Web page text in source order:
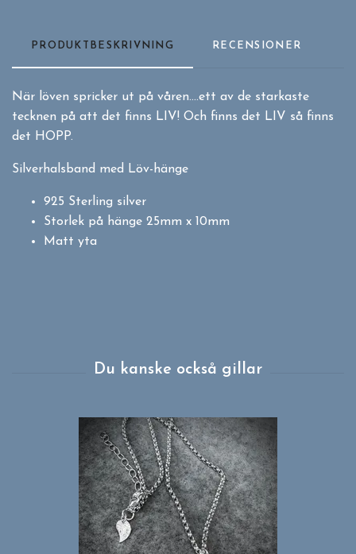
PRODUKTBESKRIVNING RECENSIONER
När löven spricker ut på våren....ett av de starkaste
tecknen på att det finns LIV! Och finns det LIV så finns
det HOPP.
Silverhalsband med Löv-hänge
925 Sterling silver
Storlek på hänge 25mm x 10mm
Matt yta